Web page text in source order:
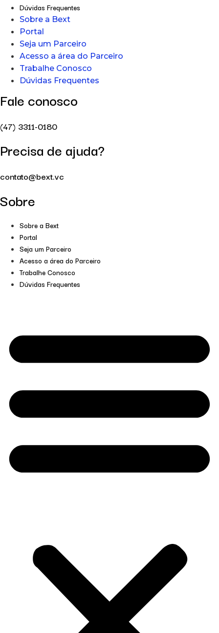
Dúvidas Frequentes
Sobre a Bext
Portal
Seja um Parceiro
Acesso a área do Parceiro
Trabalhe Conosco
Dúvidas Frequentes
Fale conosco
(47) 3311-0180
Precisa de ajuda?
contato@bext.vc
Sobre
Sobre a Bext
Portal
Seja um Parceiro
Acesso a área do Parceiro
Trabalhe Conosco
Dúvidas Frequentes